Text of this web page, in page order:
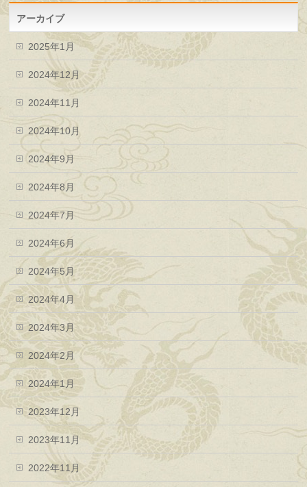
アーカイブ
2025年1月
2024年12月
2024年11月
2024年10月
2024年9月
2024年8月
2024年7月
2024年6月
2024年5月
2024年4月
2024年3月
2024年2月
2024年1月
2023年12月
2023年11月
2022年11月